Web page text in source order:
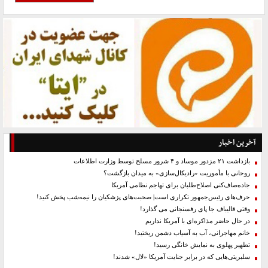
آخرین اخبار
بازداشت ۲۱ مزدور موساد و ۴ شرور مسلح توسط وزارت اطلاعات
روحانی با مأموریت «رادیکال‌سازی» به میدان بازگشت؟
جاده‌صاف‌کنی اصلاح‌طلبان برای تهاجم نظامی آمریکا
حرف‌های رئیس‌جمهور تکراری است| صحبت‌های پزشکیان را نیمه‌شب پخش کنید!
وقتی قالیباف جا پای رفسنجانی می گذارد!
در حال حاضر مذاکره‌ای با آمریکا نداریم
خانم مهاجرانی، آب به آسیاب دشمن ریختید!
تطهیر پهلوی به نمایش خانگی رسید!
سلبریتی‌هایی که در برابر جنایت آمریکا «لال» شدند!